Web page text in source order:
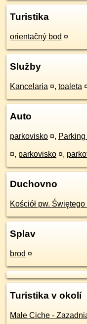
Turistika
orientačný bod ¤
Služby
Kancelaria ¤, toaleta
Auto
parkovisko ¤,
¤, parkovisko ¤,
Duchovno
Kościół pw.
Splav
brod ¤
Turistika v okolí
Małe Ciche -